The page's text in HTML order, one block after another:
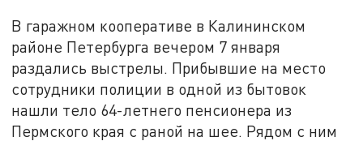
В гаражном кооперативе в Калининском
районе Петербурга вечером 7 января
раздались выстрелы. Прибывшие на место
сотрудники полиции в одной из бытовок
нашли тело 64-летнего пенсионера из
Пермского края с раной на шее. Рядом с ним